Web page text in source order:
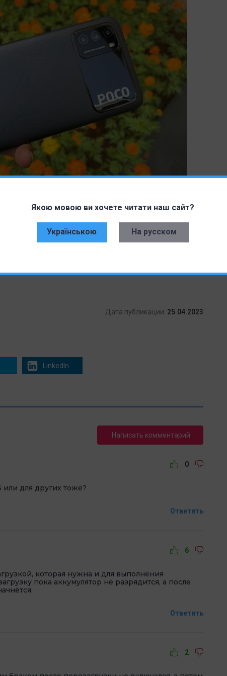
Якою мовою ви хочете читати наш сайт?
Українською На русском
о новой версии оболочки, приятном
Дата публикации: 25.04.2023
LinkedIn
Написать комментарий
0
для других тоже?
Ответить
6
которая нужна и для выполнения
пока аккумулятор не разрядится, а после
Ответить
2